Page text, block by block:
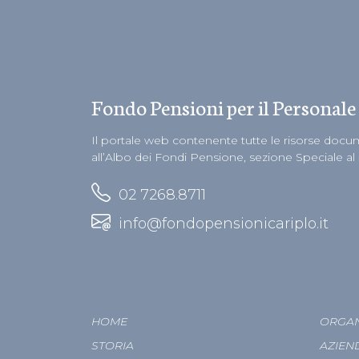
HOME
STORIA
Fondo Pensioni per il
Il portale web contenente tutte le risorse
all’Albo dei Fondi Pensione, sezione Speciale
02 7268.8711
info@fondopensionicariplo.it